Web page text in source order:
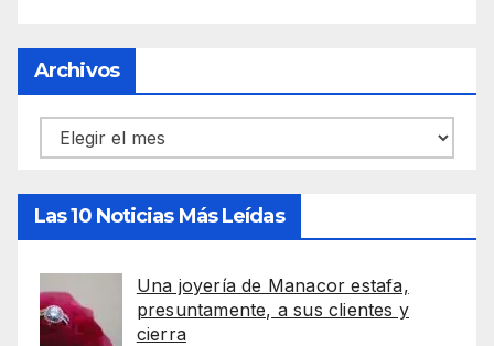
Archivos
Archivos
Las 10 Noticias Más Leídas
Una joyería de Manacor estafa,
presuntamente, a sus clientes y
cierra